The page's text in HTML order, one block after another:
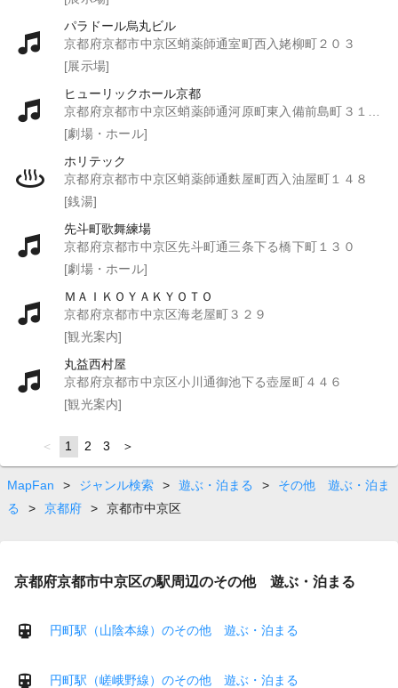
パラドール烏丸ビル
京都府京都市中京区蛸薬師通室町西入姥柳町２０３
[展示場]
ヒューリックホール京都
京都府京都市中京区蛸薬師通河原町東入備前島町３１０－２
[劇場・ホール]
ホリテック
京都府京都市中京区蛸薬師通麩屋町西入油屋町１４８
[銭湯]
先斗町歌舞練場
京都府京都市中京区先斗町通三条下る橋下町１３０
[劇場・ホール]
ＭＡＩＫＯＹＡＫＹＯＴＯ
京都府京都市中京区海老屋町３２９
[観光案内]
丸益西村屋
京都府京都市中京区小川通御池下る壺屋町４４６
[観光案内]
page
You're
on
page
1 page
2 page
3 page
MapFan > ジャンル検索 > 遊ぶ・泊まる >
その他 遊ぶ・泊ま
る
> 京都府 > 京都市中京区
京都府京都市中京区の駅周辺のその他 遊ぶ・泊まる
円町駅（山陰本線）のその他 遊ぶ・泊まる
円町駅（嵯峨野線）のその他 遊ぶ・泊まる